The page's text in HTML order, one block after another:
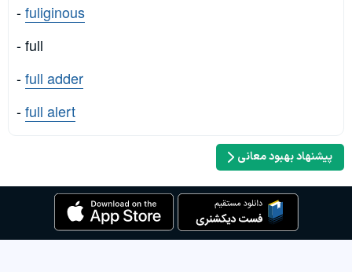
-fuliginous
- full
-full adder
-full alert
پیشنهاد بهبود معانی